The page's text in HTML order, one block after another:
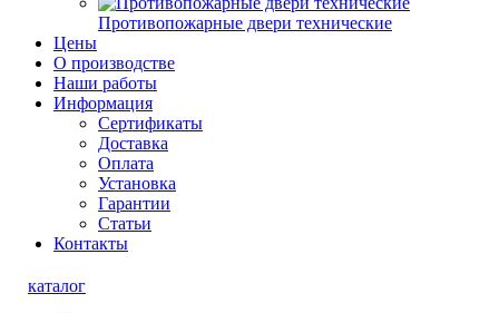
Противопожарные двери технические
Цены
О производстве
Наши работы
Информация
Сертификаты
Доставка
Оплата
Установка
Гарантии
Статьи
Контакты
каталог